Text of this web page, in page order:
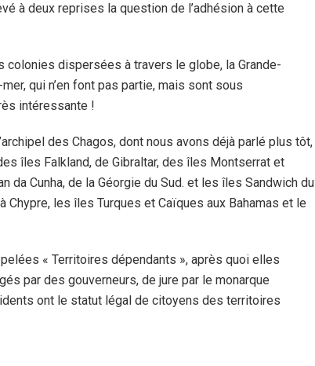
à deux reprises la question de l’adhésion à cette
colonies dispersées à travers le globe, la Grande-
qui n’en font pas partie, mais sont sous
intéressante !
des Chagos, dont nous avons déjà parlé plus tôt,
îles Falkland, de Gibraltar, des îles Montserrat et
da Cunha, de la Géorgie du Sud. et les îles Sandwich du
les îles Turques et Caïques aux Bahamas et le
« Territoires dépendants », après quoi elles
par des gouverneurs, de jure par le monarque
ont le statut légal de citoyens des territoires